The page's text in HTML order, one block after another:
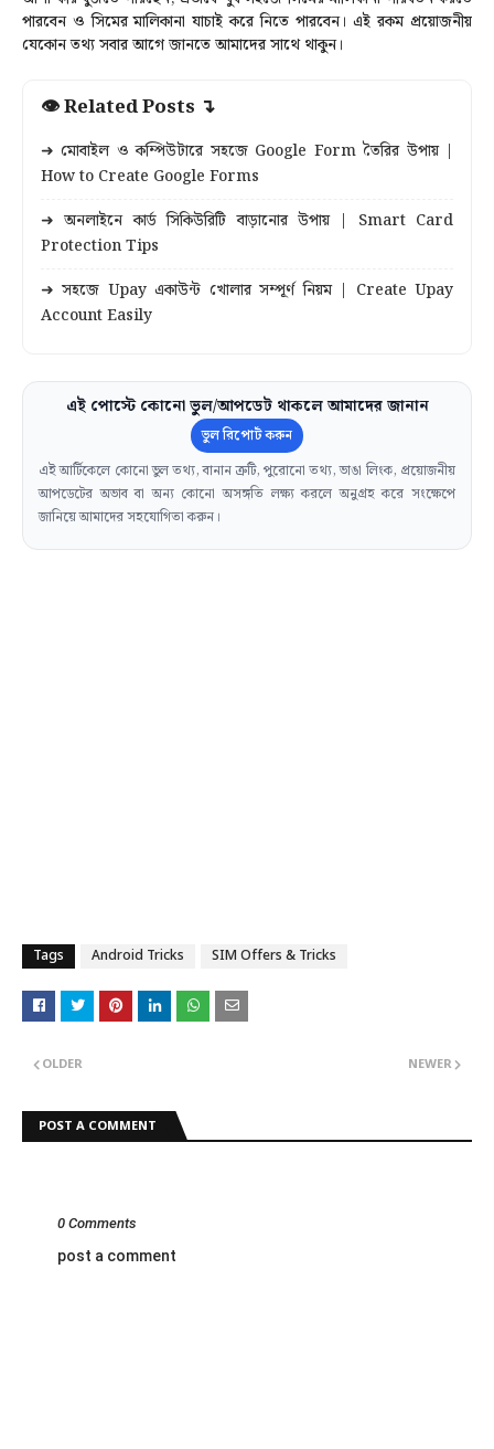
পারবেন ও সিমের মালিকানা যাচাই করে নিতে পারবেন। এই রকম প্রয়োজনীয়
যেকোন তথ্য সবার আগে জানতে আমাদের সাথে থাকুন।
👁 Related Posts ↴
➜ মোবাইল ও কম্পিউটারে সহজে Google Form তৈরির উপায় |
How to Create Google Forms
➜ অনলাইনে কার্ড সিকিউরিটি বাড়ানোর উপায় | Smart Card
Protection Tips
➜ সহজে Upay একাউন্ট খোলার সম্পূর্ণ নিয়ম | Create Upay
Account Easily
এই পোস্টে কোনো ভুল/আপডেট থাকলে আমাদের জানান
ভুল রিপোর্ট করুন
এই আর্টিকেলে কোনো ভুল তথ্য, বানান ত্রুটি, পুরোনো তথ্য, ভাঙা লিংক, প্রয়োজনীয়
আপডেটের অভাব বা অন্য কোনো অসঙ্গতি লক্ষ্য করলে অনুগ্রহ করে সংক্ষেপে
জানিয়ে আমাদের সহযোগিতা করুন।
Tags Android Tricks SIM Offers & Tricks
NEWER
OLDER
POST A COMMENT
0 Comments
post a comment